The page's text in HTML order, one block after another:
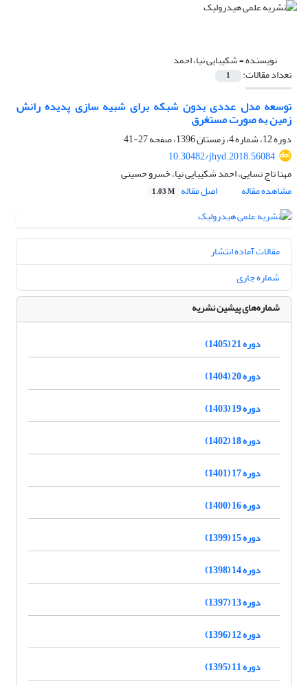
نویسنده =شکیبایی نیا، احمد
تعداد مقالات: 1
توسعه مدل عددی بدون شبکه برای شبیه‏ سازی پدیده رانش
زمین به صورت مستغرق
دوره 12، شماره 4، زمستان 1396، صفحه
27-41
10.30482/jhyd.2018.56084
مهنا تاج نسایی، احمد شکیبایی نیا، خسرو حسینی
مشاهده مقاله
اصل مقاله 1.03 M
مقالات آماده انتشار
شماره جاری
شماره‌های پیشین نشریه
دوره 21 (1405)
دوره 20 (1404)
دوره 19 (1403)
دوره 18 (1402)
دوره 17 (1401)
دوره 16 (1400)
دوره 15 (1399)
دوره 14 (1398)
دوره 13 (1397)
دوره 12 (1396)
دوره 11 (1395)